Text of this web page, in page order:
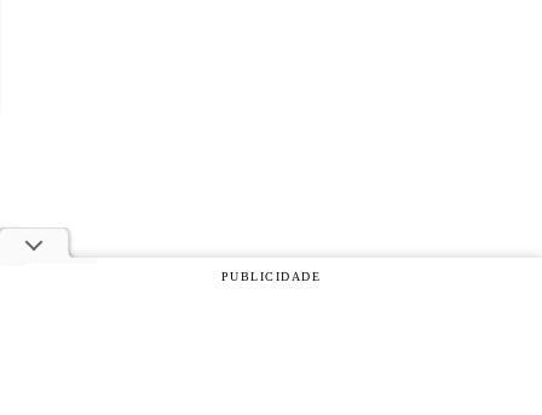
PUBLICIDADE